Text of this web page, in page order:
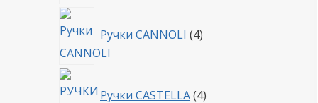
Ручки CANNOLI 4товара
Ручки CASTELLA 4